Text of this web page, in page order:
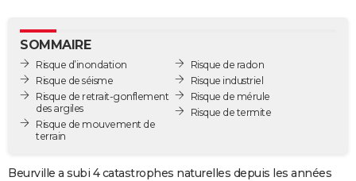
GUIDES D'ACHAT
BONS PLANS
CARTE DE VOEUX
Carte de Noël
Carte Bonne année
Carte Saint-Valentin
Carte Pâques
Carte d'anniversaire
Dictionnaire
Biographies
Citations
Expressions
Proverbes
SOMMAIRE
Risque d’inondation
Risque de séisme
Risque de retrait-gonflement
des argiles
Risque de mouvement de
terrain
Risque de radon
Risque industriel
Risque de mérule
Risque de termite
Beurville a subi 4 catastrophes naturelles depuis les années